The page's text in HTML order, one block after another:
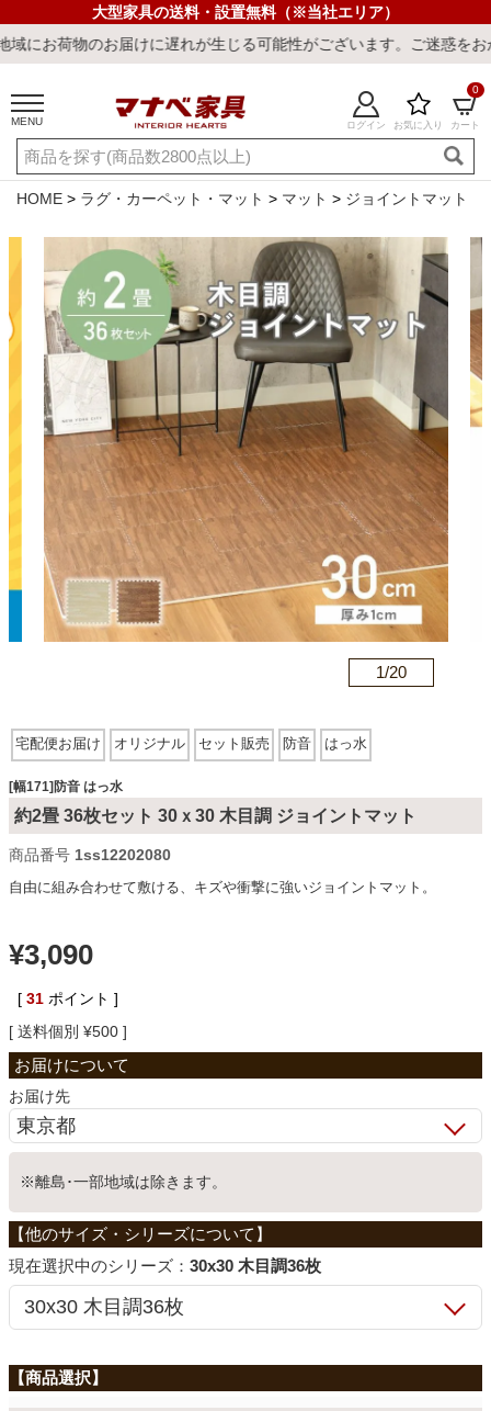
大型家具の送料・設置無料（※当社エリア）
けに遅れが生じる可能性がございます。ご迷惑をおかけしまして誠
MENU ログイン お気に入り カート
0
ご利用ガイド 新規会員登録
店舗一覧 閲覧履歴
キーワード・商品番号で探す
最短発送 冷感ラグ 冷感寝具 ワークデスク ウィルトンラ
カテゴリから探す
ソファ
ダイニングテーブル・セット
椅子・チェア
食器棚・キッチン収納
学習机
ホームオフィス
こたつ
HOME ラグ・カーペット・マット マット ジョイントマット
1/20
宅配便お届け オリジナル セット販売 防音 はっ水
[幅171]防音 はっ水
約2畳 36枚セット 30ｘ30 木目調 ジョイントマット
商品番号 1ss12202080
自由に組み合わせて敷ける、キズや衝撃に強いジョイントマット。
¥3,090
[ 31 ポイント ]
送料個別 ¥500
お届け先
※離島･一部地域は除きます。
シリーズ： 30x30 木目調36枚